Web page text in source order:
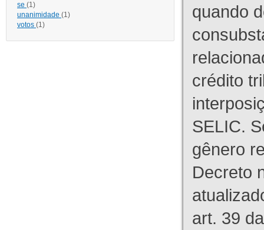
se (1)
unanimidade (1)
votos (1)
quando
crédito
SELIC.
gênero
Decreto
art. 39